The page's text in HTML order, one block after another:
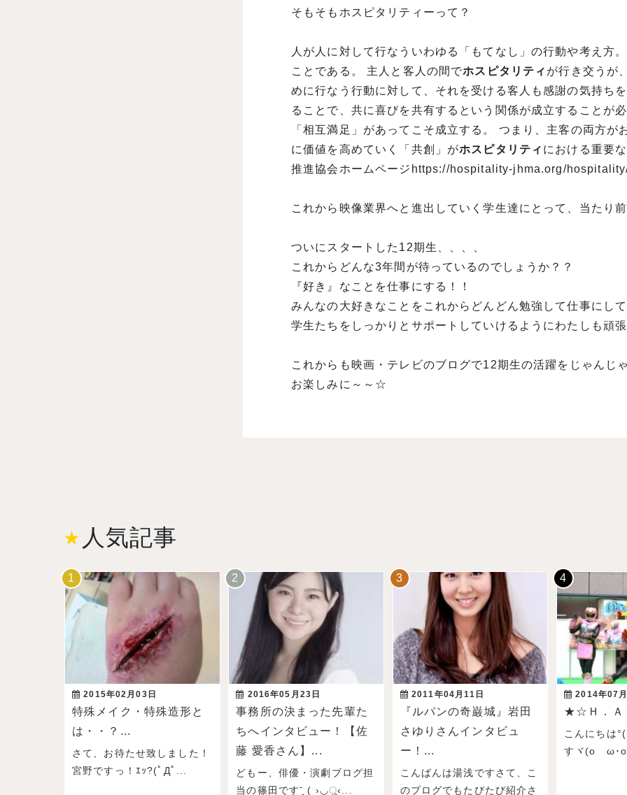
そもそもホスピタリティーって？
人が人に対して行なういわゆる「もてなし」の行動や考え方
ことである。 主人と客人の間でホスピタリティ が行き交うが
めに行なう行動に対して、それを受ける客人も感謝の気持ち
ることで、共に喜びを共有するという関係が成立することが
「相互満足」があってこそ成立する。 つまり、主客の両方
に価値を高めていく「共創」がホスピタリティ における重要
推進協会ホームページhttps://hospitality-jhma.org/
これから映像業界へと進出していく学生達にとって、当たり
ついにスタートした12期生、、、、
これからどんな3年間が待っているのでしょうか？？
『好き』なことを仕事にする！！
みんなの大好きなことをこれからどんどん勉強して仕事にし
学生たちをしっかりとサポートしていけるようにわたしも頑
これからも映画・テレビのブログで12期生の活躍をじゃんじ
お楽しみに～～☆
人気記事
2015年02月03日
特殊メイク・特殊造形と
は・・？...
さて、お待たせ致しました！
宮野ですっ！ｴｯ?(ﾟДﾟ...
2016年05月23日
事務所の決まった先輩た
ちへインタビュー！【佐
藤 愛香さん】...
どもー、俳優・演劇ブログ担
当の篠田ですˉ̞̭ ( ›◡ु‹...
2011年04月11日
『ルパンの奇巌城』岩田
さゆりさんインタビュ
ー！...
こんばんは湯浅ですさて、こ
のブログでもたびたび紹介さ
2014年07
★☆Ｈ．
こんにちは
すヾ(oゝω･